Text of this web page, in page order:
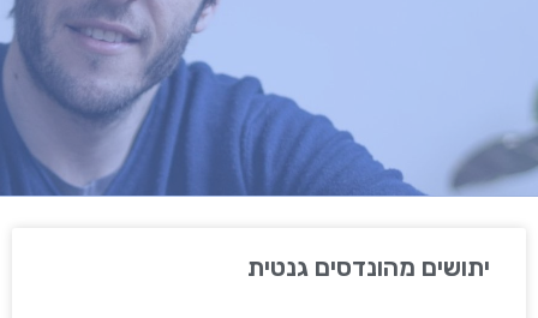
יתושים מהונדסים גנטית